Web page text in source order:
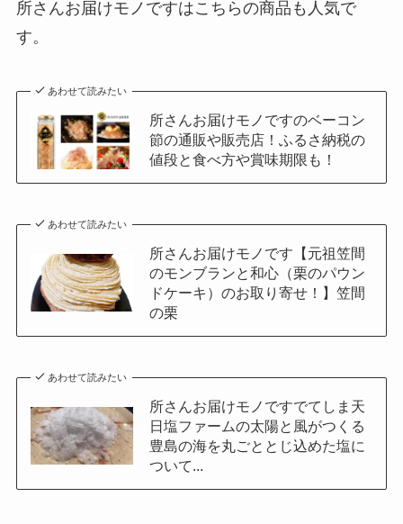
所さんお届けモノですはこちらの商品も人気で
す。
あわせて読みたい
所さんお届けモノですのベーコン
節の通販や販売店！ふるさ納税の
値段と食べ方や賞味期限も！
あわせて読みたい
所さんお届けモノです【元祖笠間
のモンブランと和心（栗のパウン
ドケーキ）のお取り寄せ！】笠間
の栗
あわせて読みたい
所さんお届けモノですでてしま天
日塩ファームの太陽と風がつくる
豊島の海を丸ごととじ込めた塩に
ついて...